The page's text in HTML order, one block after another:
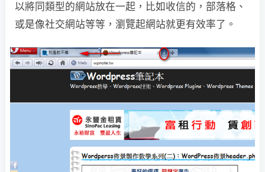
以將同類型的網站放在一起，比如收信的，部落格、
或是像社交網站等等，瀏覽起網站就更有效率了。